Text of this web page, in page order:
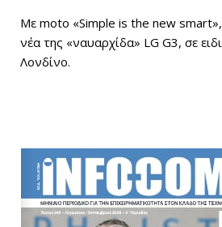
Με moto «Simple is the new
νέα της «ναυαρχίδα» LG G3, σε
Λονδίνο.